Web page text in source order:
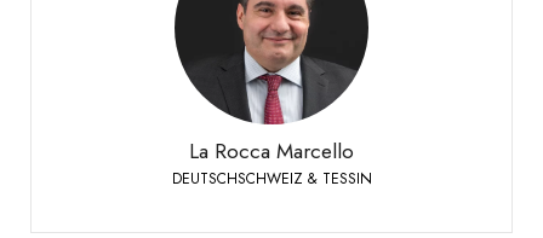
La Rocca Marcello
DEUTSCHSCHWEIZ & TESSIN
Verkaufsleiter Deutschschweiz & Tessin
Handy:
+41 79 447 94 48